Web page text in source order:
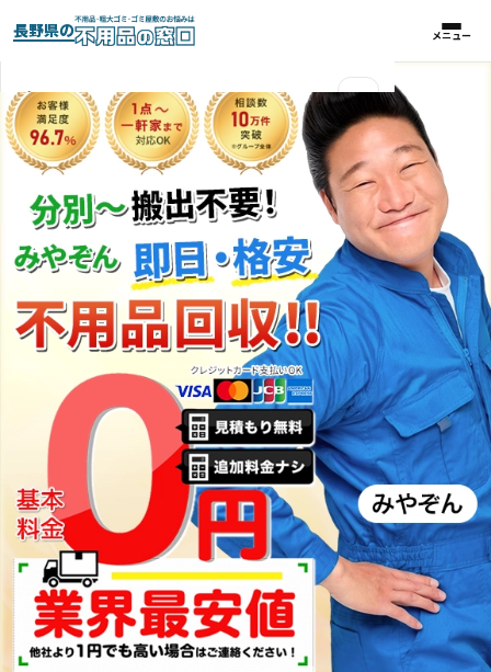
長野県の メニュー
メニュー ×
実績紹介
パックプラン
料金比較表
お客様の声
よくある質問